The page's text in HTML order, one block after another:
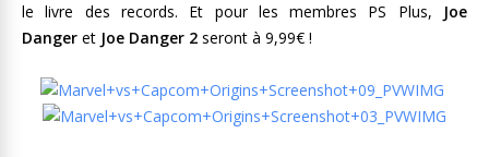
le livre des records. Et pour les membres PS Plus,
Joe
Danger et Joe Danger 2 seront à 9,99€ !